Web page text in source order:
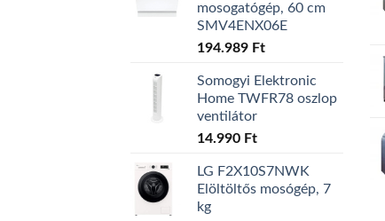
mosogatógép, 60 cm
SMV4ENX06E
194.989 Ft
Somogyi Elektronic
Home TWFR78 oszlop
ventilátor
14.990 Ft
LG F2X10S7NWK
Elöltöltős mosógép, 7
kg